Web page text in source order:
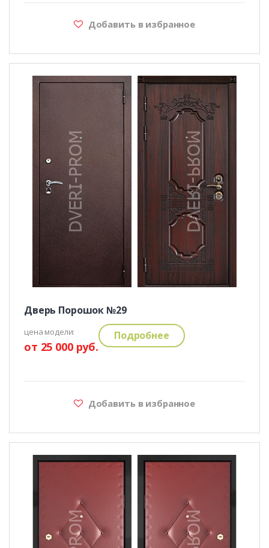
Добавить в избранное
Дверь Порошок №29
цена модели:
от 25 000 руб.
Подробнее
Добавить в избранное